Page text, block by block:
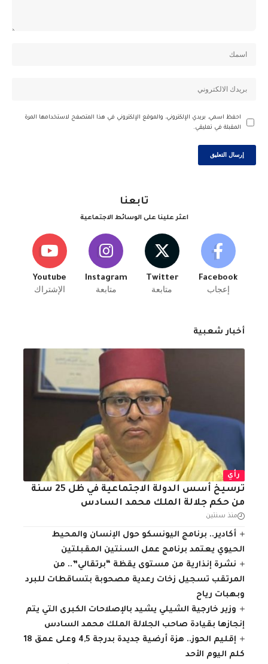
احفظ اسمي، بريدي الإلكتروني، والموقع الإلكتروني في هذا المتصفح لاستخدامها المرة
المقبلة في تعليقي.
تابعنا
اعثر علينا على الوسائط الاجتماعية
Facebook
إعجاب
Twitter
متابعة
Instagram
متابعة
Youtube
الإشتراك
أخبار شعبية
رأي
ترسيخ أسس الدولة الاجتماعية في ظل 25 سنة
من حكم جلالة الملك محمد السادس
منذ سنتين
أكادير.. برنامج اليونسكو حول الإنسان والمحيط
الحيوي يعتمد برنامج عمل السنتين المقبلتين
نشرة إنذارية من مستوى يقظة “برتقالي”.. من
المرتقب تسجيل زخات رعدية مصحوبة بتساقطات للبرد
وبهبات رياح
وزير خارجية الشيلي يشيد بالإصلاحات الكبرى التي يتم
إنجازها بقيادة صاحب الجلالة الملك محمد السادس
إقليم الحوز.. هزة أرضية جديدة بدرجة 4,5 وعلى عمق 18
كلم اليوم الأحد